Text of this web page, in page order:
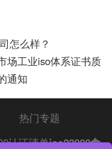
怎么样？
场工业iso体系证书质
通知
热门专题
认证清单iso22000食